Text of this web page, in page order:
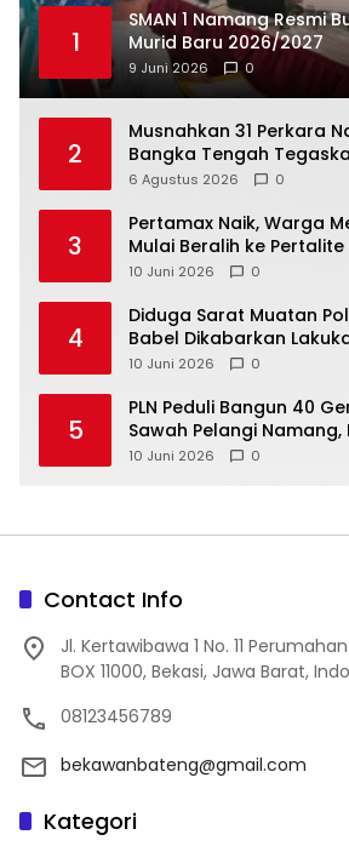
1
SMAN 1 Namang Resmi
Murid Baru 2026/2027
9 Juni 2026 0
2
Musnahkan 31 Perkara
Bangka Tengah
Berantas Kejahatan
6 Agustus 2026 0
3
‎Pertamax Naik, Warga
Mulai Beralih ke Pertalite
10 Juni 2026 0
4
‎Diduga Sarat Muatan
Babel Dikabarkan
10 Juni 2026 0
5
‎PLN Peduli Bangun 40
Sawah Pelangi Namang,
10 Juni 2026 0
Contact Info
Jl. Kertawibawa 1 No. 11
BOX 11000, Bekasi, Jawa Barat,
08123456789
bekawanbateng@gmail.com
Kategori